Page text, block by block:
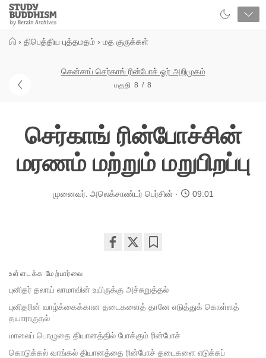
Close
Study
Buddhism
› திபெத்திய புத்தமதம் › மத குருக்கள்
சென்சாப் செர்காங் ரின்போச் ஓர் அறிமுகம்
பகுதி 8 / 8
செர்காங் ரின்போச்சின்
மரணம் மற்றும் மறுபிறப்பு
முனைவர். அலெக்சாண்டர் பெர்சின் 09:01
facebook
உள்ளடக்க மேற்பார்வை
புனிதர் தலாய் லாமாவின் உயிருக்கு அச்சுறுத்தல்
புனிதரின் வாழ்க்கைக்கான தடைகளைத் தானே எடுத்துக் கொள்ளத்
தயாராகுதல்
மாலைப் பொழுதை தியானத்தில் போக்கும் ரின்போச்
கொடுக்கல் வாங்கல் தியானத்தை ரின்போச் தடைகளை எடுக்கப்